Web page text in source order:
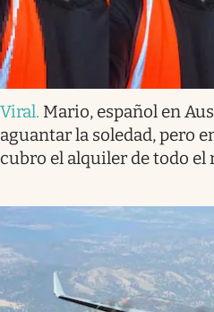
Viral. Mario, español en
aguantar la soledad, pero
cubro el alquiler de todo el